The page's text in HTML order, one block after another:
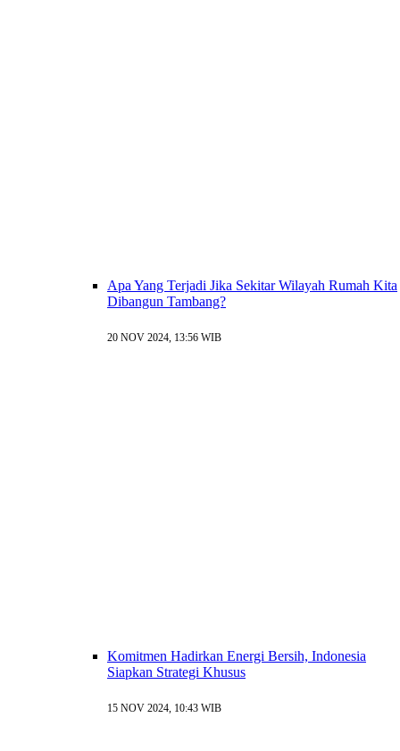
Apa Yang Terjadi Jika Sekitar Wilayah Rumah Kita
Dibangun Tambang?
20 NOV 2024, 13:56 WIB
Komitmen Hadirkan Energi Bersih, Indonesia
Siapkan Strategi Khusus
15 NOV 2024, 10:43 WIB